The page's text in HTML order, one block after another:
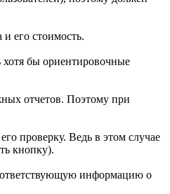
его стоимость.
хотя бы ориентировочные
отчетов. Поэтому при
проверку. Ведь в этом случае
кнопку).
информацию о